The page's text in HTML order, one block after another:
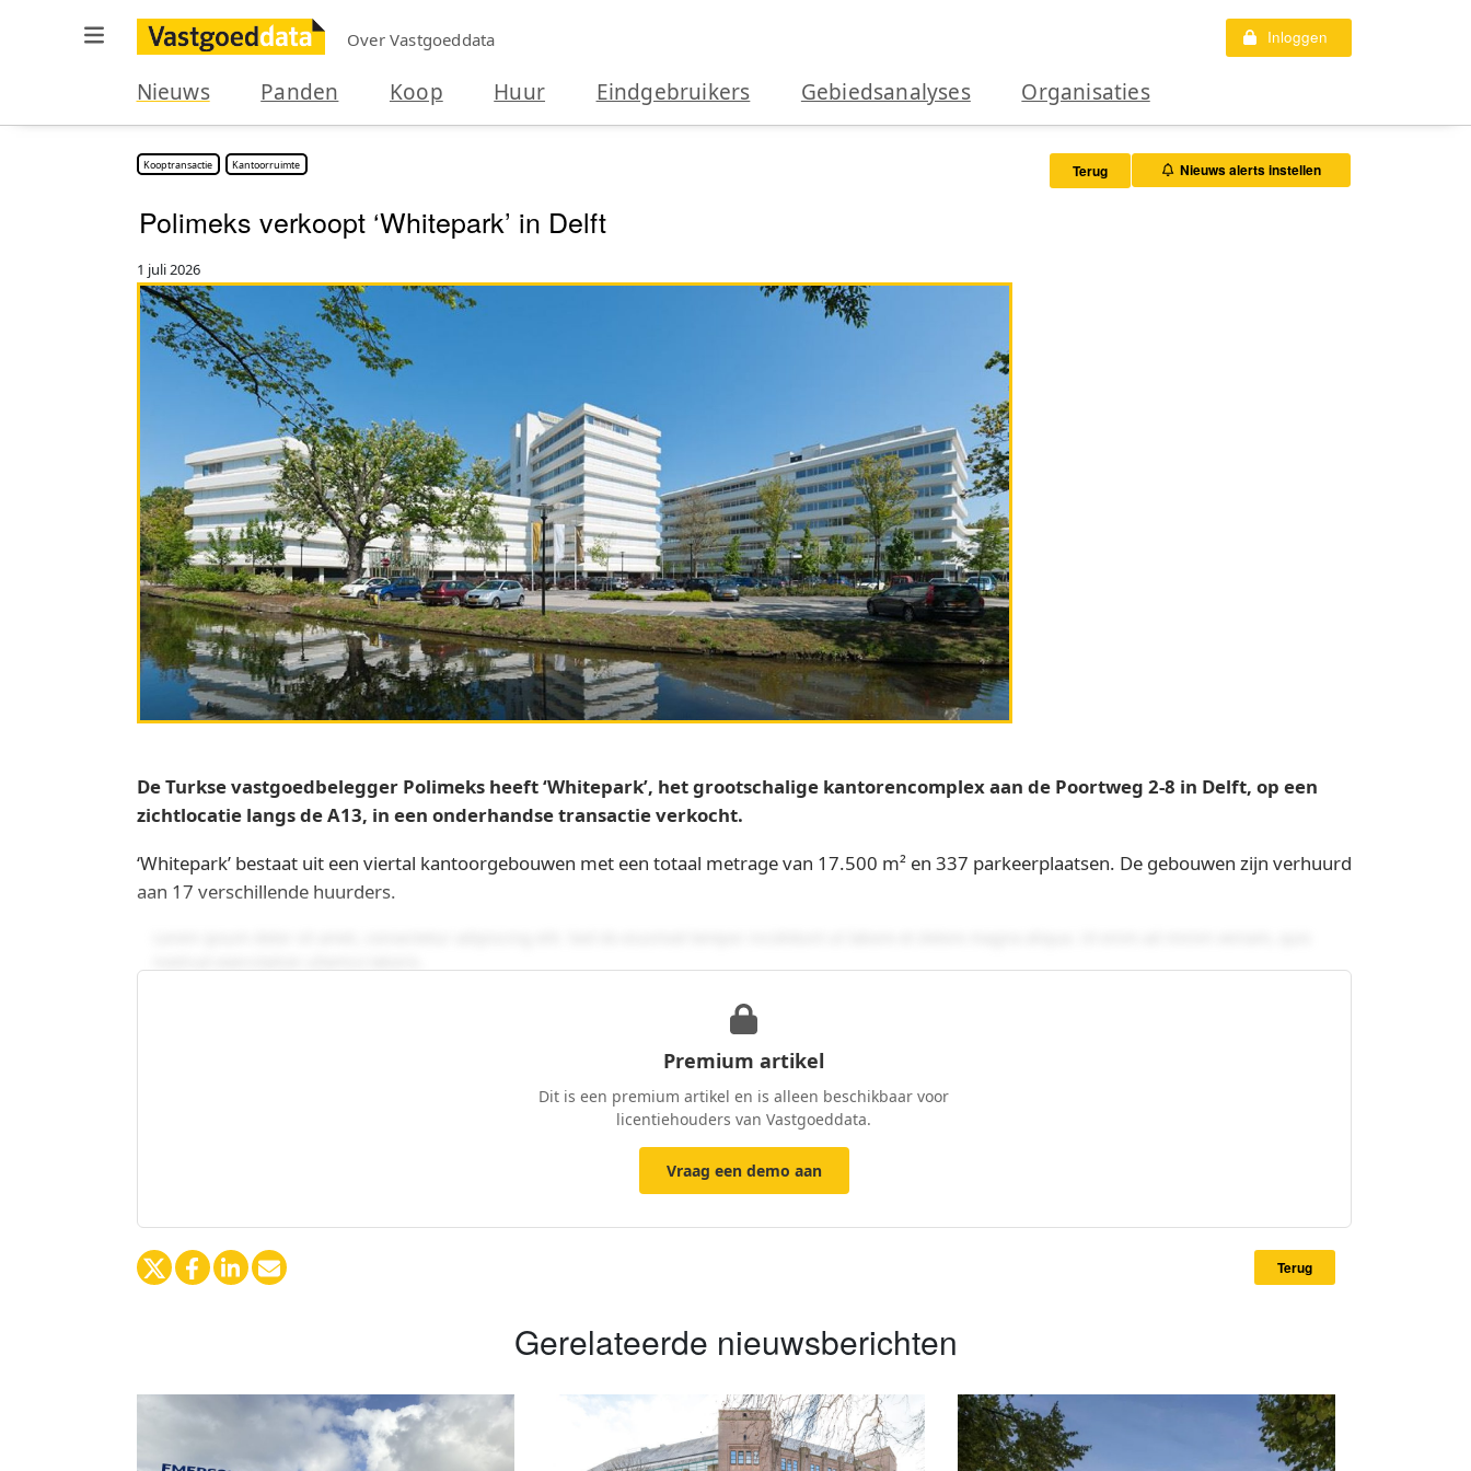
Over Vastgoeddata Inloggen
Nieuws Panden Koop Huur Eindgebruikers Gebiedsanalyses Organisaties
Kooptransactie Kantoorruimte Terug Nieuws alerts instellen
Polimeks verkoopt ‘Whitepark’ in Delft
1 juli 2026
De Turkse vastgoedbelegger Polimeks heeft ‘Whitepark’, het grootschalige kantorencomplex aan de Poortweg 2-8 in Delft, op een
zichtlocatie langs de A13, in een onderhandse transactie verkocht.
‘Whitepark’ bestaat uit een viertal kantoorgebouwen met een totaal metrage van 17.500 m² en 337 parkeerplaatsen. De gebouwen zijn verhuurd
aan 17 verschillende huurders.
Sed ut perspiciatis unde omnis iste natus error sit voluptatem accusantium doloremque laudantium, totam rem aperiam, eaque ipsa quae ab illo inventore
Premium artikel
Dit is een premium artikel en is alleen beschikbaar voor
licentiehouders van Vastgoeddata.
Vraag een demo aan
Terug
Gerelateerde nieuwsberichten